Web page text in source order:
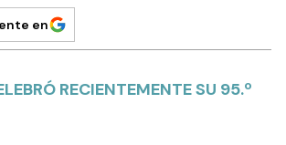
en
RECIENTEMENTE SU 95.º